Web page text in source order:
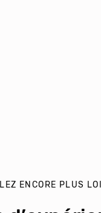
ENCORE PLUS